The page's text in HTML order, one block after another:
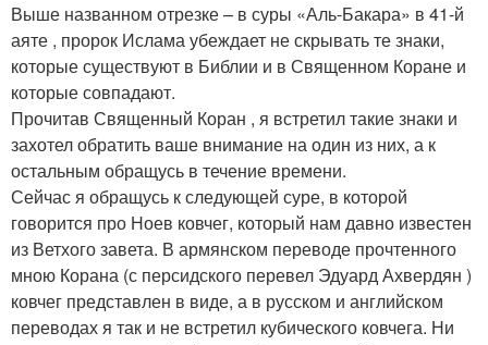
Выше названном отрезке – в суры «Аль-Бакара» в 41-й
аяте , пророк Ислама убеждает не скрывать те знаки,
которые существуют в Библии и в Священном Коране и
которые совпадают.
Прочитав Священный Коран , я встретил такие знаки и
захотел обратить ваше внимание на один из них, а к
остальным обращусь в течение времени.
Сейчас я обращусь к следующей суре, в которой
говорится про Ноев ковчег, который нам давно известен
из Ветхого завета. В армянском переводе прочтенного
мною Корана (с персидского перевел Эдуард Ахвердян )
ковчег представлен в виде, а в русском и английском
переводах я так и не встретил кубического ковчега. Ни